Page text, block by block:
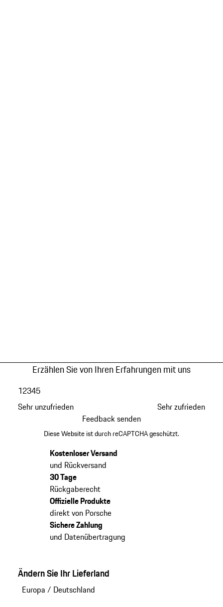
Erzählen Sie von Ihren Erfahrungen mit uns
Sehr unzufrieden
12345
Sehr zufrieden
Feedback senden
Diese Website ist durch reCAPTCHA geschützt.
Kostenloser Versand
und Rückversand
30 Tage
Rückgaberecht
Offizielle Produkte
direkt von Porsche
Sichere Zahlung
und Datenübertragung
Ändern Sie Ihr Lieferland
Europa / Deutschland